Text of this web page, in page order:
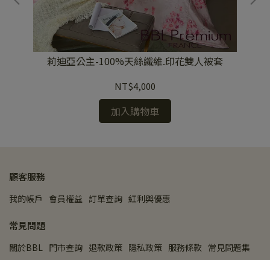
莉迪亞公主-100%天絲纖維.印花雙人被套
NT$4,000
加入購物車
顧客服務
我的帳戶 會員權益 訂單查詢 紅利與優惠
常見問題
關於BBL 門市查詢 退款政策 隱私政策 服務條款 常見問題集